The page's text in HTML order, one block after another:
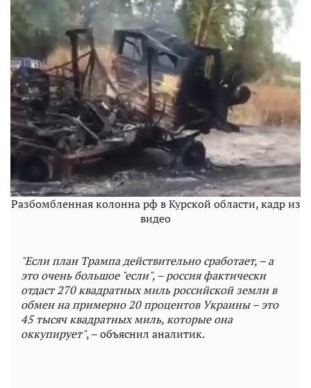
Разбомбленная колонна рф в Курской области, кадр из
видео
"Если план Трампа действительно сработает, – а
это очень большое "если", – россия фактически
отдаст 270 квадратных миль российской земли в
обмен на примерно 20 процентов Украины – это
45 тысяч квадратных миль, которые она
оккупирует", – объяснил аналитик.